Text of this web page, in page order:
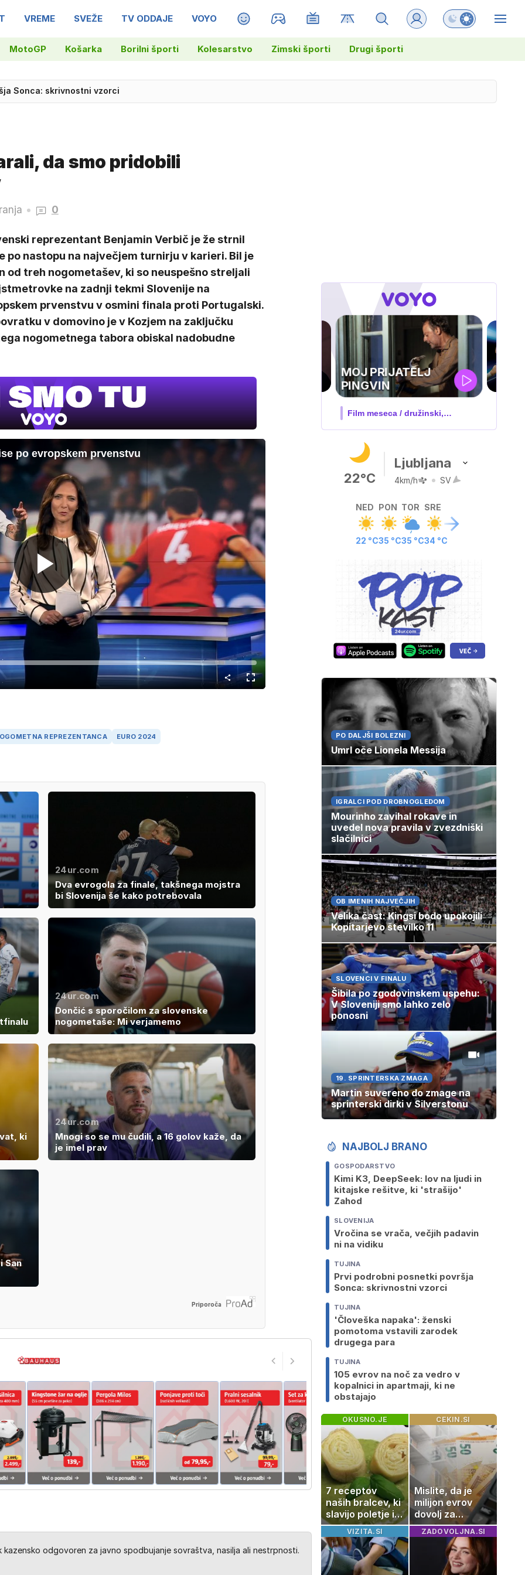
VREME SVEŽE TV ODDAJE VOYO MAGAZIN Preklopi barvni
MotoGP Košarka Borilni športi Kolesarstvo Zimski športi Drugi športi
ni na vidiku
da smo pridobili
0
reprezentant Benjamin Verbič je že strnil
po nastopu na največjem turnirju v karieri. Bil je
od treh nogometašev, ki so neuspešno streljali
na zadnji tekmi Slovenije na
prvenstvu v osmini finala proti Portugalski.
v domovino je v Kozjem na zaključku
nogometnega tabora obiskal nadobudne
po evropskem prvenstvu
Predvajaj
Celozaslonski
način
REPREZENTANCA EURO 2024
24ur.com
Dva evrogola za finale, takšnega mojstra
bi Slovenija še kako potrebovala
24ur.com
Dončić s sporočilom za slovenske
nogometaše: Mi verjamemo
ki
24ur.com
Mnogi so se mu čudili, a 16 golov kaže, da
je imel prav
San
Priporoča
kazensko odgovoren za javno spodbujanje sovraštva, nasilja ali nestrpnosti.
UEFA
SUPERPOKAL
V živo na VOYO: sreda ob 20.30
22°C
Ljubljana
4km/h SV
NED
22 °C
PON
35 °C
TOR
35 °C
SRE
34 °C
PO DALJŠI BOLEZNI
Umrl oče Lionela Messija
IGRALCI POD DROBNOGLEDOM
Mourinho zavihal rokave in
uvedel nova pravila v zvezdniški
slačilnici
OB IMENIH NAJVEČJIH
Velika čast: Kingsi bodo upokojili
Kopitarjevo številko 11
SLOVENCI V FINALU
Šibila po zgodovinskem uspehu:
V Sloveniji smo lahko zelo
ponosni
19. SPRINTERSKA ZMAGA
Martin suvereno do zmage na
sprinterski dirki v Silverstonu
NAJBOLJ BRANO
GOSPODARSTVO
Kimi K3, DeepSeek: lov na ljudi in
kitajske rešitve, ki 'strašijo'
Zahod
SLOVENIJA
Vročina se vrača, večjih padavin
ni na vidiku
TUJINA
Prvi podrobni posnetki površja
Sonca: skrivnostni vzorci
TUJINA
'Človeška napaka': ženski
pomotoma vstavili zarodek
drugega para
TUJINA
105 evrov na noč za vedro v
kopalnici in apartmaji, ki ne
obstajajo
OKUSNO.JE
7 receptov
naših bralcev, ki
slavijo poletje in
tradicijo
CEKIN.SI
Mislite, da je
milijon evrov
dovolj za
sanjsko
stanovanje? Te
številke so
šokirale Evropo
VIZITA.SI ZADOVOLJNA.SI